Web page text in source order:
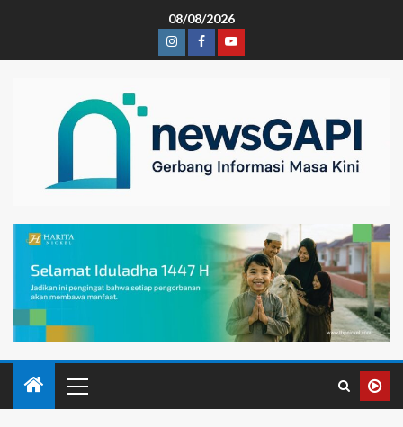
08/08/2026